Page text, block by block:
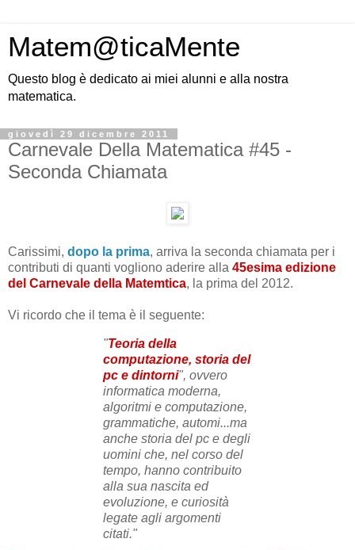
Matem@ticaMente
Questo blog è dedicato ai miei alunni e alla nostra
matematica.
giovedì 29 dicembre 2011
Carnevale Della Matematica #45 -
Seconda Chiamata
Carissimi, dopo la prima, arriva la seconda chiamata per i
contributi di quanti vogliono aderire alla 45esima edizione
del Carnevale della Matemtica, la prima del 2012.
Vi ricordo che il tema è il seguente:
"Teoria della
computazione, storia del
pc e dintorni", ovvero
informatica moderna,
algoritmi e computazione,
grammatiche, automi...ma
anche storia del pc e degli
uomini che, nel corso del
tempo, hanno contribuito
alla sua nascita ed
evoluzione, e curiosità
legate agli argomenti
citati."